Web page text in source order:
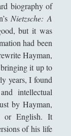
biography of
Nietzsche: A
but it was
had been
Hayman,
it up to
years, I found
intellectual
by Hayman,
or English. It
of his life